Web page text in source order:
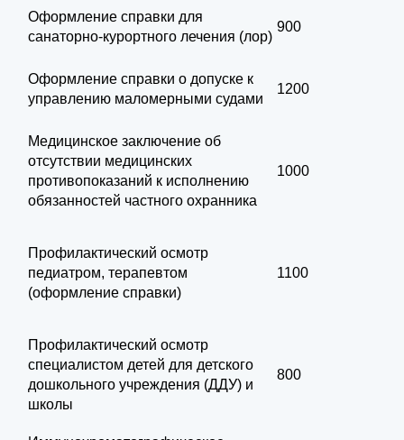
Оформление справки для
санаторно-курортного лечения (лор)
900
Оформление справки о допуске к
управлению маломерными судами
1200
Медицинское заключение об
отсутствии медицинских
противопоказаний к исполнению
обязанностей частного охранника
1000
Профилактический осмотр
педиатром, терапевтом
(оформление справки)
1100
Профилактический осмотр
специалистом детей для детского
дошкольного учреждения (ДДУ) и
школы
800